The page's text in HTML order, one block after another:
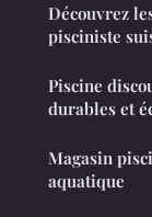
Découvrez
pisciniste
Piscine
durables et
Magasin
aquatique